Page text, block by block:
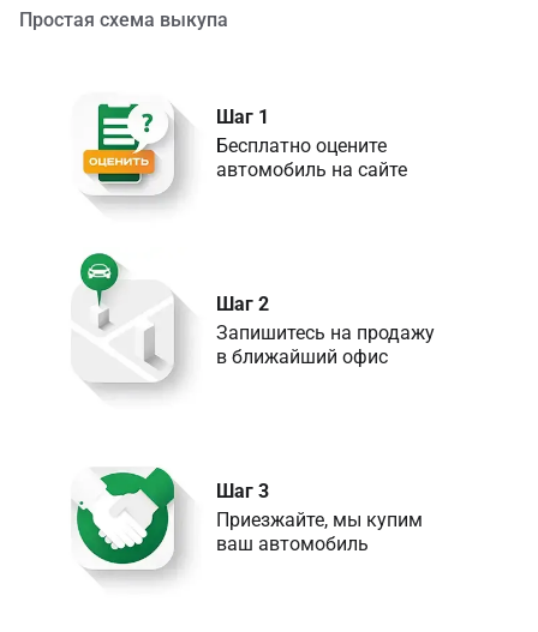
Простая схема выкупа
Шаг 1
Бесплатно оцените
Шаг 2
Запишитесь на продажу
в ближайший офис
Шаг 3
Приезжайте, мы купим
ваш автомобиль